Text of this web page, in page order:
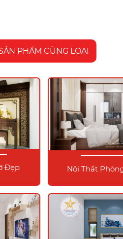
PHẨM CÙNG LOẠI
Đẹp Nội Thất